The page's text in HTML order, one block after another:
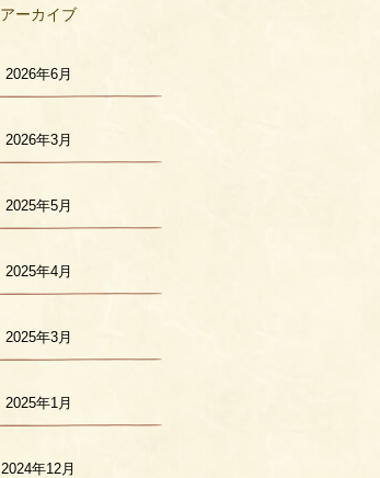
アーカイブ
2026年6月
2026年3月
2025年5月
2025年4月
2025年3月
2025年1月
2024年12月